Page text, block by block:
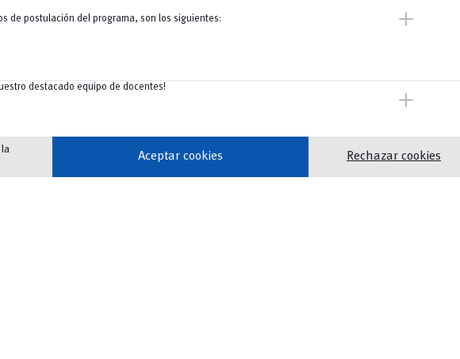
de postulación del programa, son los siguientes: add
destacado equipo de docentes! add
la
Aceptar cookies Rechazar cookies